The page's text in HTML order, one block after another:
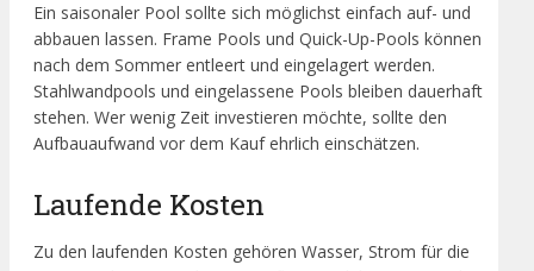
Ein saisonaler Pool sollte sich möglichst einfach auf- und
abbauen lassen. Frame Pools und Quick-Up-Pools können
nach dem Sommer entleert und eingelagert werden.
Stahlwandpools und eingelassene Pools bleiben dauerhaft
stehen. Wer wenig Zeit investieren möchte, sollte den
Aufbauaufwand vor dem Kauf ehrlich einschätzen.
Laufende Kosten
Zu den laufenden Kosten gehören Wasser, Strom für die